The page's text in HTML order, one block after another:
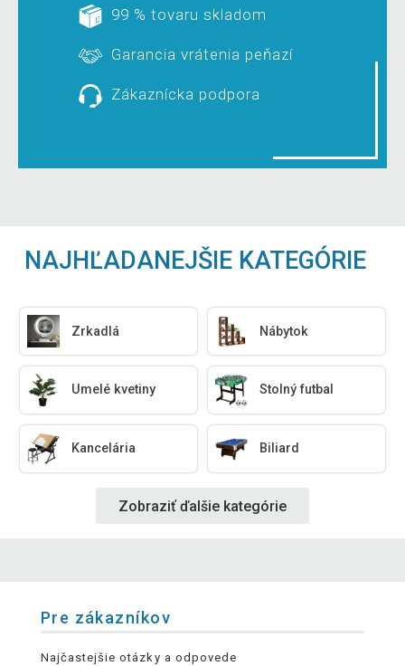
99 % tovaru skladom
Garancia vrátenia peňazí
Zákaznícka podpora
NAJHĽADANEJŠIE KATEGÓRIE
Zrkadlá Nábytok
Umelé kvetiny Stolný futbal
Kancelária Biliard
Zobraziť ďalšie kategórie
Pre zákazníkov
Najčastejšie otázky a odpovede